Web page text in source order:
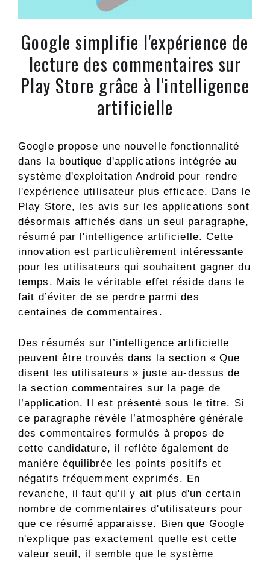
Google simplifie l'expérience de
lecture des commentaires sur
Play Store grâce à l'intelligence
artificielle
Google propose une nouvelle fonctionnalité
dans la boutique d'applications intégrée au
système d'exploitation Android pour rendre
l'expérience utilisateur plus efficace. Dans le
Play Store, les avis sur les applications sont
désormais affichés dans un seul paragraphe,
résumé par l'intelligence artificielle. Cette
innovation est particulièrement intéressante
pour les utilisateurs qui souhaitent gagner du
temps. Mais le véritable effet réside dans le
fait d’éviter de se perdre parmi des
centaines de commentaires.
Des résumés sur l’intelligence artificielle
peuvent être trouvés dans la section « Que
disent les utilisateurs » juste au-dessus de
la section commentaires sur la page de
l’application. Il est présenté sous le titre. Si
ce paragraphe révèle l’atmosphère générale
des commentaires formulés à propos de
cette candidature, il reflète également de
manière équilibrée les points positifs et
négatifs fréquemment exprimés. En
revanche, il faut qu'il y ait plus d'un certain
nombre de commentaires d'utilisateurs pour
que ce résumé apparaisse. Bien que Google
n'explique pas exactement quelle est cette
valeur seuil, il semble que le système